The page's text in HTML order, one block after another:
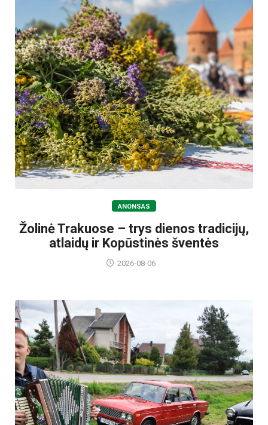
ANONSAS
Žolinė Trakuose – trys dienos tradicijų,
atlaidų ir Kopūstinės šventės
2026-08-06